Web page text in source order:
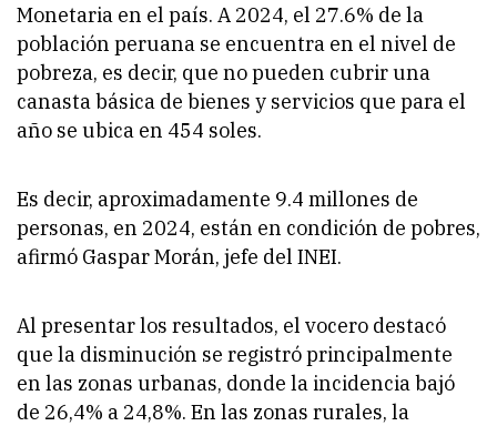
Monetaria en el país. A 2024, el 27.6% de la
población peruana se encuentra en el nivel de
pobreza, es decir, que no pueden cubrir una
canasta básica de bienes y servicios que para el
año se ubica en 454 soles.
Es decir, aproximadamente 9.4 millones de
personas, en 2024, están en condición de pobres,
afirmó Gaspar Morán, jefe del INEI.
Al presentar los resultados, el vocero destacó
que la disminución se registró principalmente
en las zonas urbanas, donde la incidencia bajó
de 26,4% a 24,8%. En las zonas rurales, la